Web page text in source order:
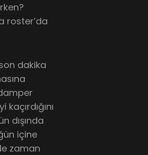
roster’da
dakika
dışında
içine
zaman